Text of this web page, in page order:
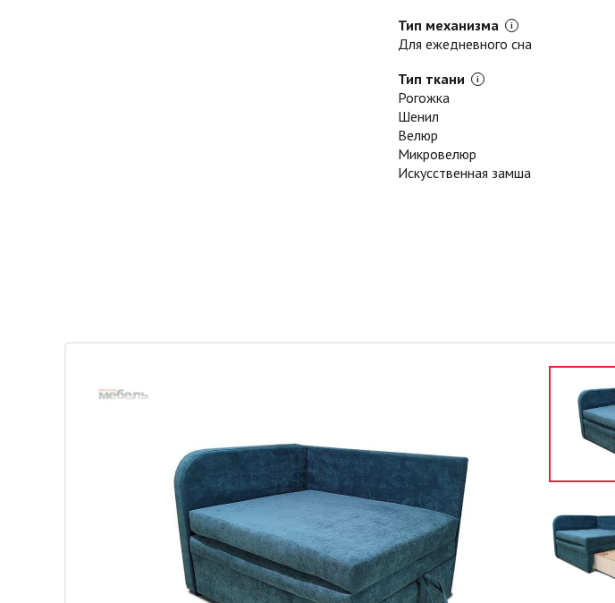
Тип механизма
Для ежедневного сна
Тип ткани
Рогожка
Шенил
Велюр
Микровелюр
Искусственная замша